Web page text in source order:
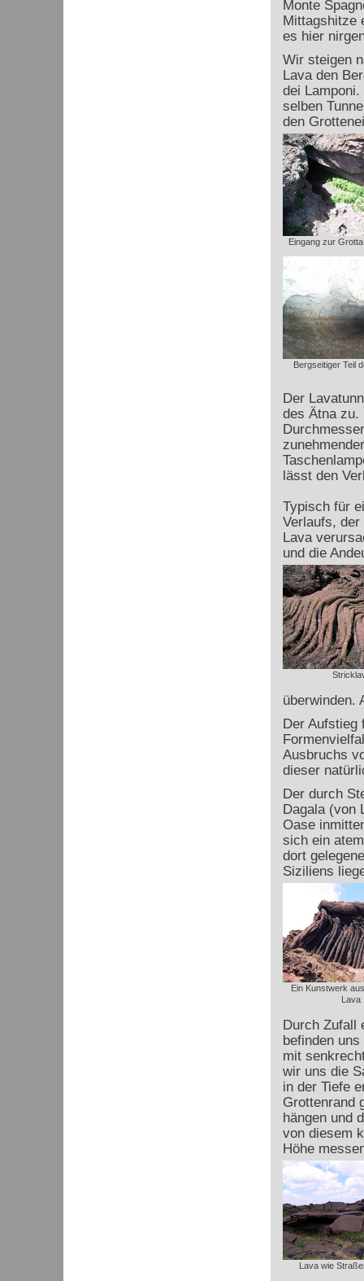
Monte
Mittagshitze
es hier
Wir steigen
Lava den
dei
selben
den
Eingang zur
Bergseitiger Teil
Der
des Ätna zu.
lässt den
Typisch für
Verlaufs,
Lava
und die
überwinden.
Der Aufstieg
Ausbruchs
dieser
Der durch
Dagala (von
Oase
sich ein
dort
Siziliens
Ein Kunstwerk
Lava
Durch Zufall
befinden
mit
wir uns die
in der Tiefe
Grottenrand
hängen und
von diesem
Höhe
Lava wie